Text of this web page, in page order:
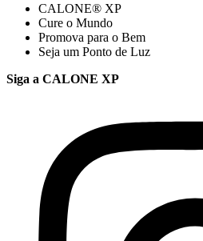
CALONE® XP
Cure o Mundo
Promova para o Bem
Seja um Ponto de Luz
Siga a CALONE XP